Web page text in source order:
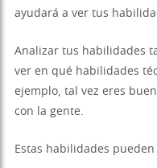
ayudará a ver tus
Analizar tus habilidades
ver en qué habilidades
ejemplo, tal vez eres
con la gente.
Estas habilidades